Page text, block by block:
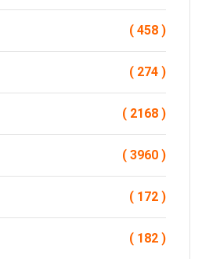
( 458 )
( 274 )
( 2168 )
( 3960 )
( 172 )
( 182 )